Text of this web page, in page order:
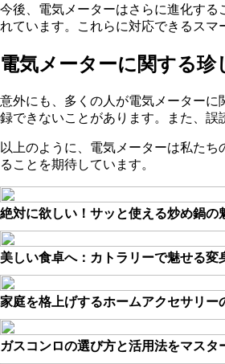
今後、電気メーターはさらに進化す
れています。これらに対応できるスマ
電気メーターに関する珍
意外にも、多くの人が電気メーター
録できないことがあります。また、誤
以上のように、電気メーターは私た
ることを期待しています。
絶対に欲しい！サッと使える炒め鍋の
美しい食卓へ：カトラリーで魅せる変
家庭を格上げするホームアクセサリー
ガスコンロの選び方と活用法をマスタ